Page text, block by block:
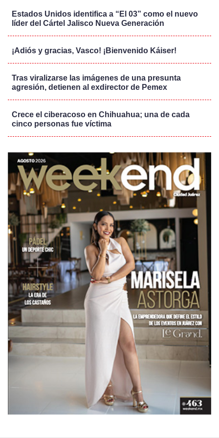
Estados Unidos identifica a “El 03” como el nuevo
líder del Cártel Jalisco Nueva Generación
¡Adiós y gracias, Vasco! ¡Bienvenido Káiser!
Tras viralizarse las imágenes de una presunta
agresión, detienen al exdirector de Pemex
Crece el ciberacoso en Chihuahua; una de cada
cinco personas fue víctima